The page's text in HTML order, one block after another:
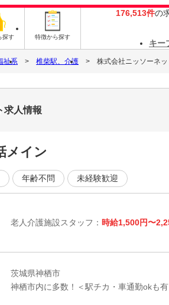
探す 特徴から探す
176,513件の
キー
祉系 椎柴駅、介護 株式会社ニッソーネ
求人情報
メイン
年齢不問 未経験歓迎
老人介護施設スタッフ： 時給1,500円〜
茨城県神栖市
神栖市内に多数！＜駅チカ・車通勤okも